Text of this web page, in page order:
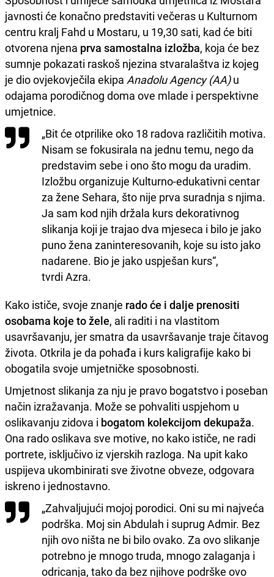
javnosti će konačno predstaviti večeras u Kulturnom
centru kralj Fahd u Mostaru, u 19,30 sati, kad će biti
otvorena njena prva samostalna izložba, koja će bez
sumnje pokazati raskoš njezina stvaralaštva iz kojeg
je dio ovjekovječila ekipa Anadolu Agency (AA)u
odajama porodičnog doma ove mlade i perspektivne
umjetnice.
„Bit će otprilike oko 18 radova različitih motiva.
Nisam se fokusirala na jednu temu, nego da
predstavim sebe i ono što mogu da uradim.
Izložbu organizuje Kulturno-edukativni centar
za žene Sehara, što nije prva suradnja s njima.
Ja sam kod njih držala kurs dekorativnog
slikanja koji je trajao dva mjeseca i bilo je jako
puno žena zaninteresovanih, koje su isto jako
nadarene. Bio je jako uspješan kurs“,
tvrdi Azra.
Kako ističe, svoje znanje rado će i dalje prenositi
osobama koje to žele, ali raditi i na vlastitom
usavršavanju, jer smatra da usavršavanje traje čitavog
života. Otkrila je da pohađa i kurs kaligrafije kako bi
obogatila svoje umjetničke sposobnosti.
Umjetnost slikanja za nju je pravo bogatstvo i poseban
način izražavanja. Može se pohvaliti uspjehom u
oslikavanju zidova i bogatom kolekcijom dekupaža.
Ona rado oslikava sve motive, no kako ističe, ne radi
portrete, isključivo iz vjerskih razloga. Na upit kako
uspijeva ukombinirati sve životne obveze, odgovara
iskreno i jednostavno.
„Zahvaljujući mojoj porodici. Oni su mi najveća
podrška. Moj sin Abdulah i suprug Admir. Bez
njih ovo ništa ne bi bilo ovako. Za ovo slikanje
potrebno je mnogo truda, mnogo zalaganja i
odricanja, tako da bez njihove podrške ovo